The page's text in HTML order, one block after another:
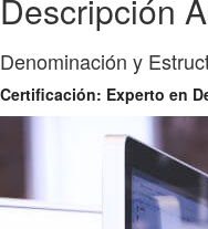
Descripción
Denominación y
Certificación: Experto en